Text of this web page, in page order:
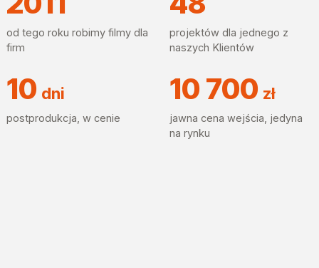
od tego roku robimy filmy dla
firm
projektów dla jednego z
naszych Klientów
10 dni
postprodukcja, w cenie
10 700 zł
jawna cena wejścia, jedyna
na rynku